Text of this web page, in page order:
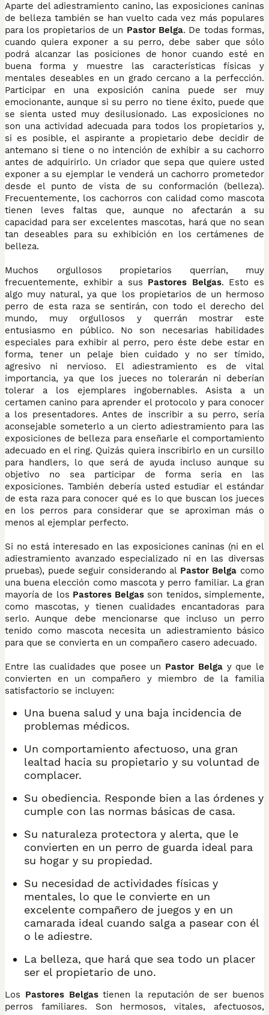
Aparte del adiestramiento canino, las exposiciones caninas
de belleza también se han vuelto cada vez más populares
para los propietarios de un Pastor Belga. De todas formas,
cuando quiera exponer a su perro, debe saber que sólo
podrá alcanzar las posiciones de honor cuando esté en
buena forma y muestre las características físicas y
mentales deseables en un grado cercano a la perfección.
Participar en una exposición canina puede ser muy
emocionante, aunque si su perro no tiene éxito, puede que
se sienta usted muy desilusionado. Las exposiciones no
son una actividad adecuada para todos los propietarios y,
si es posible, el aspirante a propietario debe decidir de
antemano si tiene o no intención de exhibir a su cachorro
antes de adquirirlo. Un criador que sepa que quiere usted
exponer a su ejemplar le venderá un cachorro prometedor
desde el punto de vista de su conformación (belleza).
Frecuentemente, los cachorros con calidad como mascota
tienen leves faltas que, aunque no afectarán a su
capacidad para ser excelentes mascotas, hará que no sean
tan deseables para su exhibición en los certámenes de
belleza.
Muchos orgullosos propietarios querrían, muy
frecuentemente, exhibir a sus Pastores Belgas. Esto es
algo muy natural, ya que los propietarios de un hermoso
perro de esta raza se sentirán, con todo el derecho del
mundo, muy orgullosos y querrán mostrar este
entusiasmo en público. No son necesarias habilidades
especiales para exhibir al perro, pero éste debe estar en
forma, tener un pelaje bien cuidado y no ser tímido,
agresivo ni nervioso. El adiestramiento es de vital
importancia, ya que los jueces no tolerarán ni deberían
tolerar a los ejemplares ingobernables. Asista a un
certamen canino para aprender el protocolo y para conocer
a los presentadores. Antes de inscribir a su perro, sería
aconsejable someterlo a un cierto adiestramiento para las
exposiciones de belleza para enseñarle el comportamiento
adecuado en el ring. Quizás quiera inscribirlo en un cursillo
para handlers, lo que será de ayuda incluso aunque su
objetivo no sea participar de forma seria en las
exposiciones. También debería usted estudiar el estándar
de esta raza para conocer qué es lo que buscan los jueces
en los perros para considerar que se aproximan más o
menos al ejemplar perfecto.
Si no está interesado en las exposiciones caninas (ni en el
adiestramiento avanzado especializado ni en las diversas
pruebas), puede seguir considerando al Pastor Belga como
una buena elección como mascota y perro familiar. La gran
mayoría de los Pastores Belgas son tenidos, simplemente,
como mascotas, y tienen cualidades encantadoras para
serlo. Aunque debe mencionarse que incluso un perro
tenido como mascota necesita un adiestramiento básico
para que se convierta en un compañero casero adecuado.
Entre las cualidades que posee un Pastor Belga y que le
convierten en un compañero y miembro de la familia
satisfactorio se incluyen:
Una buena salud y una baja incidencia de
problemas médicos.
Un comportamiento afectuoso, una gran
lealtad hacia su propietario y su voluntad de
complacer.
Su obediencia. Responde bien a las órdenes y
cumple con las normas básicas de casa.
Su naturaleza protectora y alerta, que le
convierten en un perro de guarda ideal para
su hogar y su propiedad.
Su necesidad de actividades físicas y
mentales, lo que le convierte en un
excelente compañero de juegos y en un
camarada ideal cuando salga a pasear con él
o le adiestre.
La belleza, que hará que sea todo un placer
ser el propietario de uno.
Los Pastores Belgastienen la reputación de ser buenos
perros familiares. Son hermosos, vitales, afectuosos,